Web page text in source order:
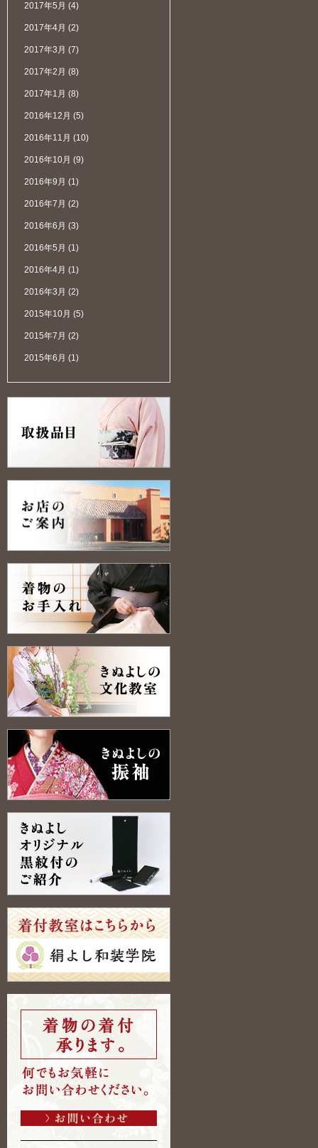
2017年5月 (4)
2017年4月 (2)
2017年3月 (7)
2017年2月 (8)
2017年1月 (8)
2016年12月 (5)
2016年11月 (10)
2016年10月 (9)
2016年9月 (1)
2016年7月 (2)
2016年6月 (3)
2016年5月 (1)
2016年4月 (1)
2016年3月 (2)
2015年10月 (5)
2015年7月 (2)
2015年6月 (1)